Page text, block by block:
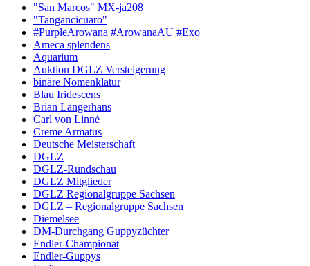
"San Marcos" MX-ja208
"Tangancicuaro"
#PurpleArowana #ArowanaAU #Exo
Ameca splendens
Aquarium
Auktion DGLZ Versteigerung
binäre Nomenklatur
Blau Iridescens
Brian Langerhans
Carl von Linné
Creme Armatus
Deutsche Meisterschaft
DGLZ
DGLZ-Rundschau
DGLZ Mitglieder
DGLZ Regionalgruppe Sachsen
DGLZ – Regionalgruppe Sachsen
Diemelsee
DM-Durchgang Guppyzüchter
Endler-Championat
Endler-Guppys